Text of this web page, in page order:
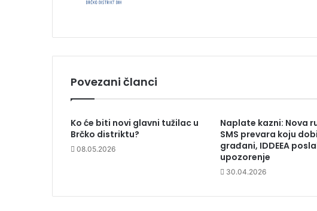
Povezani članci
Ko će biti novi glavni tužilac u
Brčko distriktu?
08.05.2026
Naplate kazni: Nova
SMS prevara koju
građani, IDDEEA
upozorenje
30.04.2026